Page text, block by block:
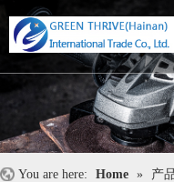
You are here: Home » 产